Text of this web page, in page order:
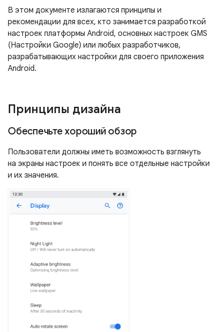
В этом документе излагаются принципы и
рекомендации для всех, кто занимается разработкой
настроек платформы Android, основных настроек GMS
(Настройки Google) или любых разработчиков,
разрабатывающих настройки для своего приложения
Android.
Принципы дизайна
Обеспечьте хороший обзор
Пользователи должны иметь возможность взглянуть
на экраны настроек и понять все отдельные настройки
и их значения.